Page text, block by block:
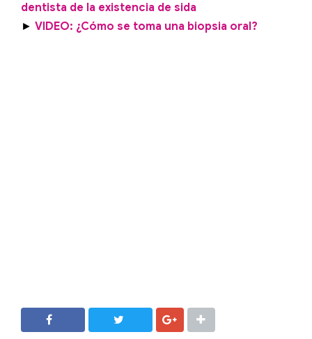
dentista de la existencia de sida
► VIDEO: ¿Cómo se toma una biopsia oral?